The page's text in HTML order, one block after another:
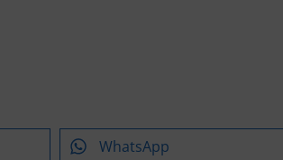
WhatsApp